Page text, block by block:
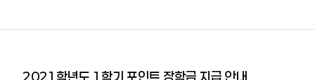
2021학년도 1학기 포인트 장학금 지급 안내